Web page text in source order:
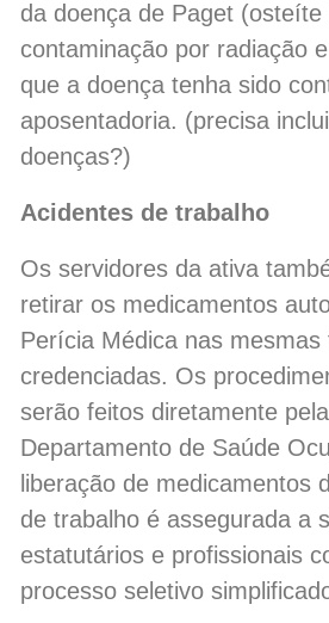
da doença de Paget (osteíte
contaminação por radiação
que a doença tenha sido
aposentadoria. (precisa
doenças?)
Acidentes de trabalho
Os servidores da ativa
retirar os medicamentos
Perícia Médica nas mesmas
credenciadas. Os
serão feitos diretamente
Departamento de Saúde
liberação de medicamentos
de trabalho é assegurada a
estatutários e profissionais
processo seletivo